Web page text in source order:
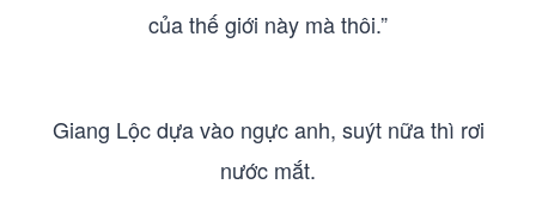
của thế giới này mà thôi.”
Giang Lộc dựa vào ngực anh, suýt nữa thì rơi
nước mắt.